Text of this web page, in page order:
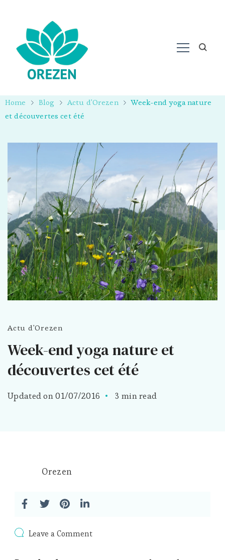
Home Blog Actu d'Orezen
Week-end yoga nature
et découvertes cet été
Actu d'Orezen
Week-end yoga nature et
découvertes cet été
Updated on01/07/2016 3 min read
Orezen
Leave a Commenton